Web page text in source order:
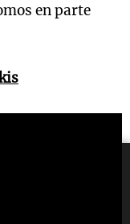
en parte